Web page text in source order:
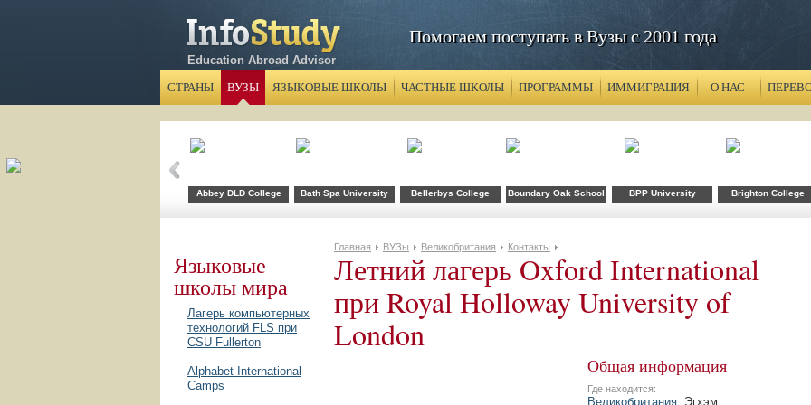
Education Abroad Advisor
Помогаем поступать в Вузы с 2001 года
СТРАНЫ ВУЗЫ ЯЗЫКОВЫЕ ШКОЛЫ ЧАСТНЫЕ ШКОЛЫ ПРОГРАММЫ ИММИГРАЦИЯ О НАС
Abbey DLD College Bath Spa University Bellerbys College Boundary Oak School BPP University Brighton College
Языковые
школы мира
Лагерь компьютерных
технологий FLS при
CSU Fullerton
Alphabet International
Camps
Главная ВУЗы Великобритания Контакты
Летний лагерь Oxford International
при Royal Holloway University of
London
Общая информация
Где находится:
Великобритания, Эгхэм